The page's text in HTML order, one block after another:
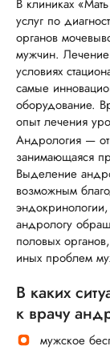
В клиниках
услуг по
органов
мужчин. Лечение
условиях
самые
оборудование.
опыт лечения
Андрология —
занимающаяся
Выделение
возможным
андрологу
половых
иных проблем
В каких
к врачу
мужское